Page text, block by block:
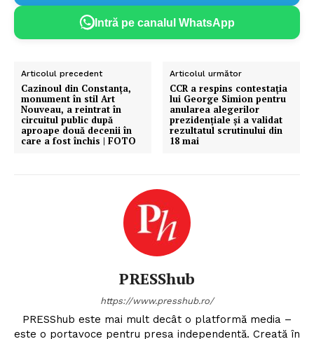
Intră pe canalul WhatsApp
Articolul precedent
Cazinoul din Constanţa,
monument în stil Art
Nouveau, a reintrat în
circuitul public după
aproape două decenii în
care a fost închis | FOTO
Articolul următor
CCR a respins contestația
lui George Simion pentru
anularea alegerilor
prezidențiale și a validat
rezultatul scrutinului din
18 mai
PRESShub
https://www.presshub.ro/
PRESShub este mai mult decât o platformă media –
este o portavoce pentru presa independentă. Creată în